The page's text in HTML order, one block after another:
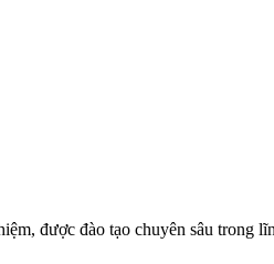
được đào tạo chuyên sâu trong